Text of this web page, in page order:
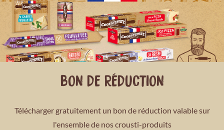
BON DE RÉDUCTION
Télécharger gratuitement un bon de réduction valable sur
l'ensemble de nos crousti-produits